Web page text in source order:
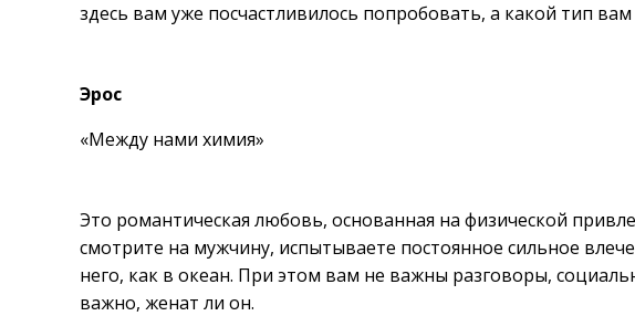
здесь вам уже посчастливилось попробовать, а какой тип
Эрос
«Между нами химия»
Это романтическая любовь, основанная на физической
смотрите на мужчину, испытываете постоянное сильное
него, как в океан. При этом вам не важны разговоры,
важно, женат ли он.